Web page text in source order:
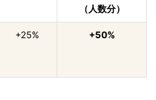
（人数分）
+25% +50%